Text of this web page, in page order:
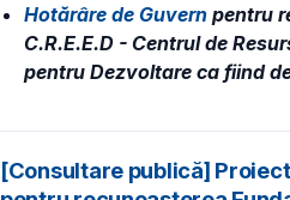
Hotărâre de Guvern pentru
C.R.E.E.D - Centrul de
pentru Dezvoltare ca fiind
[Consultare publică]